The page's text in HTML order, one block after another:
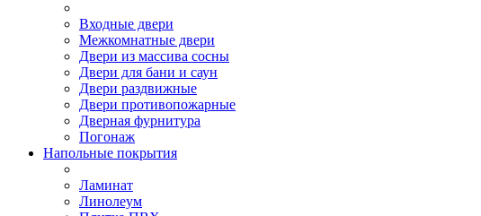
Входные двери
Межкомнатные двери
Двери из массива сосны
Двери для бани и саун
Двери раздвижные
Двери противопожарные
Дверная фурнитура
Погонаж
Напольные покрытия
Ламинат
Линолеум